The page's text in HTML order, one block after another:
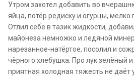
Утром захотел добавить во
яйца, потёр редиску и огурцы, мелко
Отлил себе в тазик жидкости,
майонеза немножко и ледяной
нарезанное-натёртое, посолил и
чёрного хлебушка. Про лук зелёный
приятная холодная тяжесть не даёт